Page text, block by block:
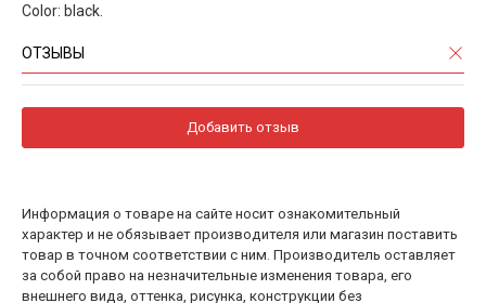
Color: black.
ОТЗЫВЫ
Добавить отзыв
Информация о товаре на сайте носит ознакомительный
характер и не обязывает производителя или магазин поставить
товар в точном соответствии с ним. Производитель оставляет
за собой право на незначительные изменения товара, его
внешнего вида, оттенка, рисунка, конструкции без